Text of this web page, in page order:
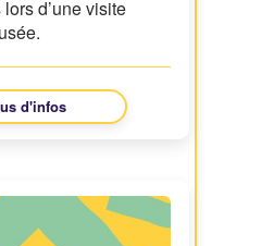
d’une visite
d'infos